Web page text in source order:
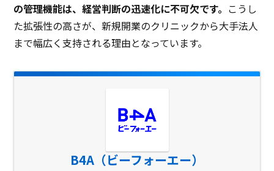
の管理機能は、経営判断の迅速化に不可欠です。 こうし
た拡張性の高さが、新規開業のクリニックから大手法人
まで幅広く支持される理由となっています。
B4A（ビーフォーエー）